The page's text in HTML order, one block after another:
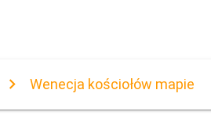
Wenecja kościołów mapie